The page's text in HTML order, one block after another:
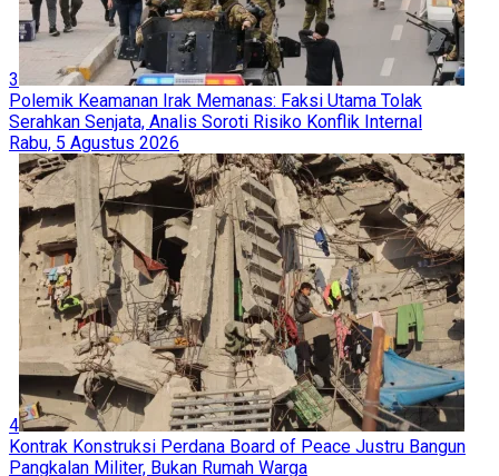
3
Polemik Keamanan Irak Memanas: Faksi Utama Tolak
Serahkan Senjata, Analis Soroti Risiko Konflik Internal
Rabu, 5 Agustus 2026
4
Kontrak Konstruksi Perdana Board of Peace Justru Bangun
Pangkalan Militer, Bukan Rumah Warga